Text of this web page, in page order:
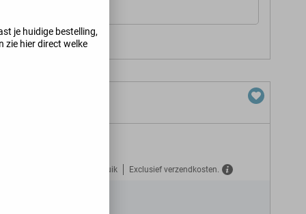
jij kunt krijgen>
Gratis verzekerd tegen misbruik Exclusief verzendkosten.
je huidige bestelling,
zie hier direct welke